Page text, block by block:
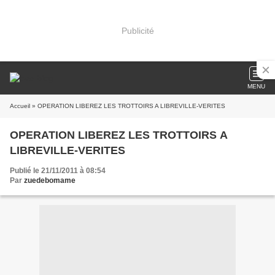
Publicité
MENU
Accueil » OPERATION LIBEREZ LES TROTTOIRS A LIBREVILLE-VERITES
OPERATION LIBEREZ LES TROTTOIRS A
LIBREVILLE-VERITES
Publié le 21/11/2011 à 08:54
Par zuedebomame